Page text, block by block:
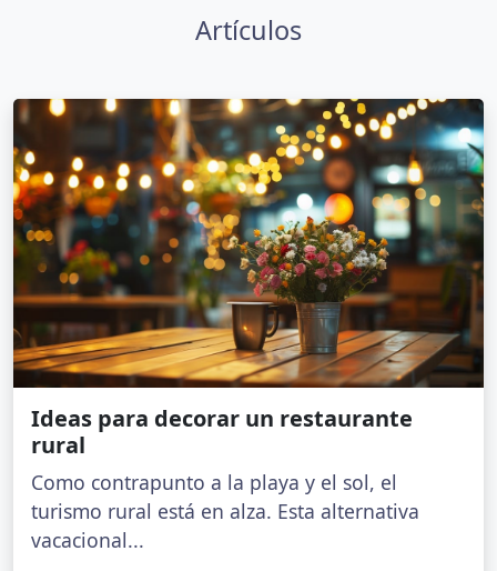
Artículos
Ideas para decorar un restaurante
rural
Como contrapunto a la playa y el sol, el
turismo rural está en alza. Esta alternativa
vacacional...